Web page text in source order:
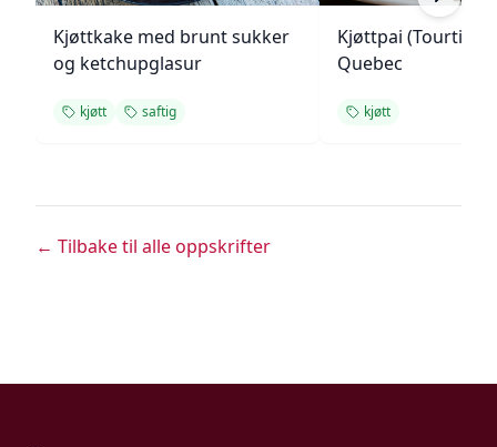
Kjøttkake med brunt sukker
og ketchupglasur
kjøtt saftig
Kjøttpai
Quebec
kjøtt
← Tilbake til alle oppskrifter